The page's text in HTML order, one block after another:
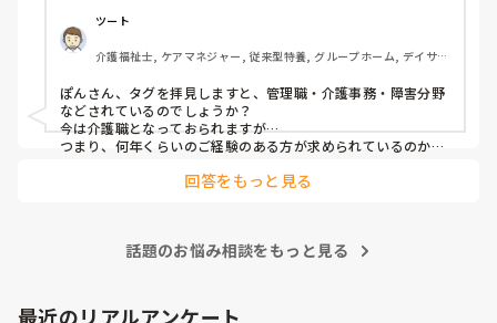
しかしUターン転職活動中にたまたま街でその人と会って、
流れでカフェで話して、
施設見学だけでも行ってみたら、実際に現場を見て素敵だと
思って決めました。
ツート
介護福祉士, ケアマネジャー, 従来型特養, グループホーム, デイサー
ぽんさん、タグを拝見しますと、管理職・介護事務・障害分野
などされているのでしょうか？
今は介護職となっておられますが…
つまり、何年くらいのご経験のある方が求められているのか、
でも、せっかくのご質問、汎用的に普通に私の実際をお応えさ
事をしたい」と思ったから、ですね。本当は、なぜだからと言
て頂きました。
回答をもっと見る
話題のお悩み相談をもっと見る
最近のリアルアンケート